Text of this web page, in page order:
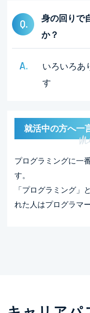
身の回りで
か？
いろいろあ
す
就活中の方へ一
プログラミングに一
す。
「プログラミング」
れた人はプログラマ